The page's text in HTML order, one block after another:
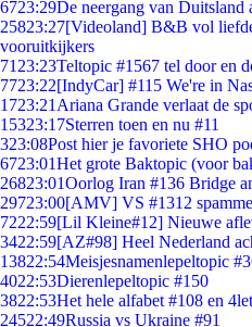
6723:29De neergang van Duitsland
25823:27[Videoland] B&B vol
vooruitkijkers
71 23:23Teltopic #1567 tel door en
7723:22[IndyCar] #115 We're in
1723:21 Ariana Grande verlaat de
15323:17Sterren toen en nu #11
323:08Post hier je favoriete SHO
6723:01Het grote Baktopic (voor
26823:01Oorlog Iran #136 Bridge
29723:00[AMV] VS #1312
7222:59[Lil Kleine#12] Nieuwe
3422:59[AZ#98] Heel Nederland
13822:54Meisjesnamenlepeltopic
4022:53Dierenlepeltopic #150
3822:53Het hele alfabet #108 en
24522:49Russia vs Ukraine #91